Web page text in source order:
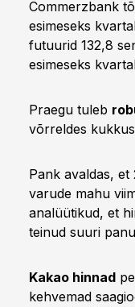
Commerzbank
esimeseks
futuurid 132,8
esimeseks
Praegu tuleb
võrreldes
Pank avaldas, et
varude mahu
analüütikud, et
teinud suuri
Kakao hinnad
kehvemad